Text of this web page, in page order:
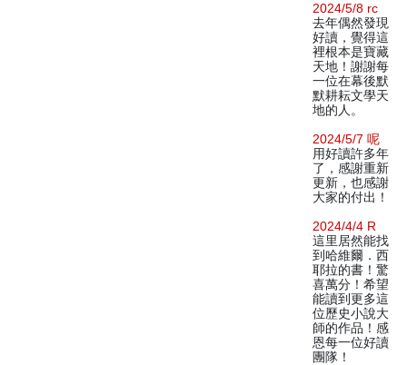
2024/5/8 rc
去年偶然發現
好讀，覺得這
裡根本是寶藏
天地！謝謝每
一位在幕後默
默耕耘文學天
地的人。
2024/5/7 呢
用好讀許多年
了，感謝重新
更新，也感謝
大家的付出！
2024/4/4 R
這里居然能找
到哈維爾．西
耶拉的書！驚
喜萬分！希望
能讀到更多這
位歷史小說大
師的作品！感
恩每一位好讀
團隊！